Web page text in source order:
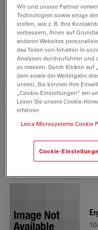
Wir und unsere Partner
Technologien sowie einige
stellen, wie z. B. Ihre
verbessern, Ihnen auf
anderen Websites
das Teilen von Inhalten in
Analysen durchzuführen und
zu messen. Durch Klicken auf
dem sowie der Weitergabe
unten). Sie können Ihre
„Cookie-Einstellungen“ am
Lesen Sie unsere Cookie-
erfahren
Leica Microsystems Cookie
Cookie-